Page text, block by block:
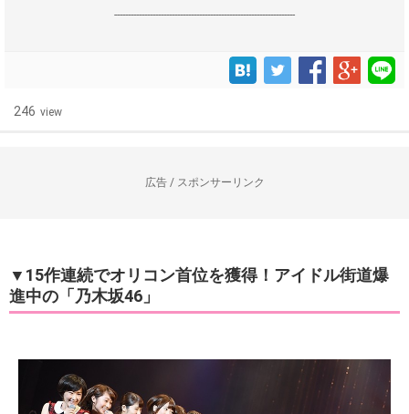
------------------------------------------------------------------
246 view
広告 / スポンサーリンク